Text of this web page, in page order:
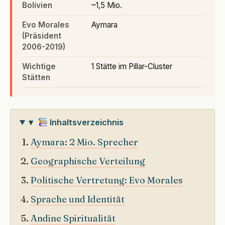
Bolivien ~1,5 Mio.
Evo Morales
(Präsident
2006-2019)
Aymara
Wichtige
Stätten
1 Stätte im Pillar-Cluster
▾ Inhaltsverzeichnis
Aymara: 2 Mio. Sprecher
Geographische Verteilung
Politische Vertretung: Evo Morales
Sprache und Identität
Andine Spiritualität